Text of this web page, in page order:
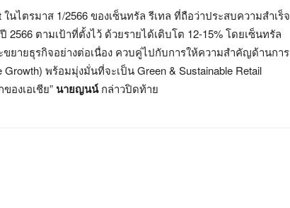
นไตรมาส 1/2566 ของเซ็นทรัล รีเทล ที่ถือว่าประสบความสำเร็จ
ตามเป้าที่ตั้งไว้ ด้วยรายได้เติบโต 12-15% โดยเซ็นทรัล
ขยายธุรกิจอย่างต่อเนื่อง ควบคู่ไปกับการให้ความสำคัญด้านการ
พร้อมมุ่งมั่นที่จะเป็น Green & Sustainable Retail
องเอเชีย” นายญนน์กล่าวปิดท้าย